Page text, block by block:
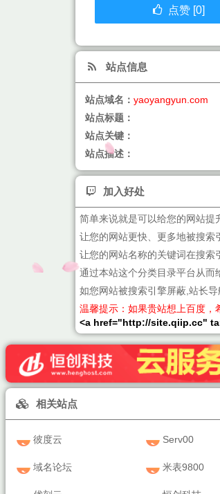
点赞 [0]
站点信息
站点域名： yaoyangyun.com
站点标题：
站点关键：
站点描述：
加入好处
简单来说就是可以给您的网站提
让您的网站更快、更多地被搜索
让您的网站名称的关键词在搜索
通过本站这个分类目录平台从而
如您网站被搜索引擎屏蔽,站长
温馨提示：如果贵站想上百度，
<a href="http://site.qiip.cc"
相关站点
彼度云 Serv00
域名论坛 米表9800